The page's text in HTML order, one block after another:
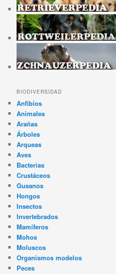
BIODIVERSIDAD
Anfibios
Animales
Arañas
Árboles
Arqueas
Aves
Bacterias
Crustáceos
Gusanos
Hongos
Insectos
Invertebrados
Mamíferos
Mohos
Moluscos
Organismos modelos
Peces